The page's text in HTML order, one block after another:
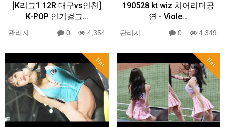
[K리그1 12R 대구vs인천]
K-POP 인기걸그…
관리자 0 4,354
190528 kt wiz 치어리더공
연 - Viole…
관리자 0 4,349
Hot Hot